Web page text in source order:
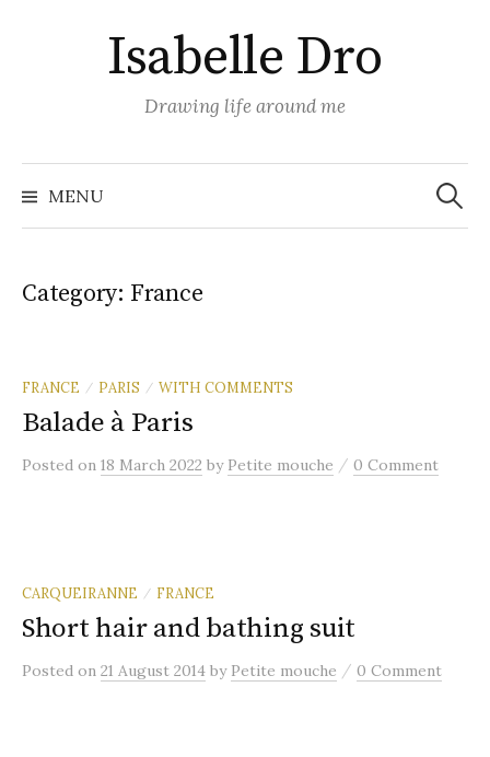
Isabelle Dro
Drawing life around me
MENU
Search
for:
Category: France
FRANCE / PARIS / WITH COMMENTS
Balade à Paris
Posted on 18 March 2022 by Petite mouche / 0 Comment
CARQUEIRANNE / FRANCE
Short hair and bathing suit
Posted on 21 August 2014 by Petite mouche / 0 Comment